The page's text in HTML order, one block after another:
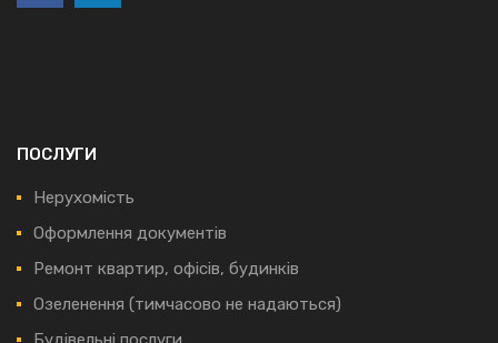
ПОСЛУГИ
Нерухомість
Оформлення документів
Ремонт квартир, офісів, будинків
Озеленення (тимчасово не надаються)